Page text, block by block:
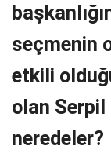
seçmenin
etkili
olan Serpil
neredeler?